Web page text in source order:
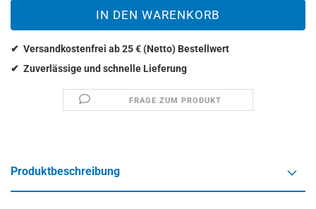
FRAGE ZUM PRODUKT
Produktbeschreibung